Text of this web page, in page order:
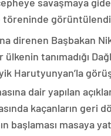
savaşmaya
töreninde
direnen Başbakan
tanımadığı
Harutyunyan’la
dair yapılan
kaçanların geri
başlaması masaya